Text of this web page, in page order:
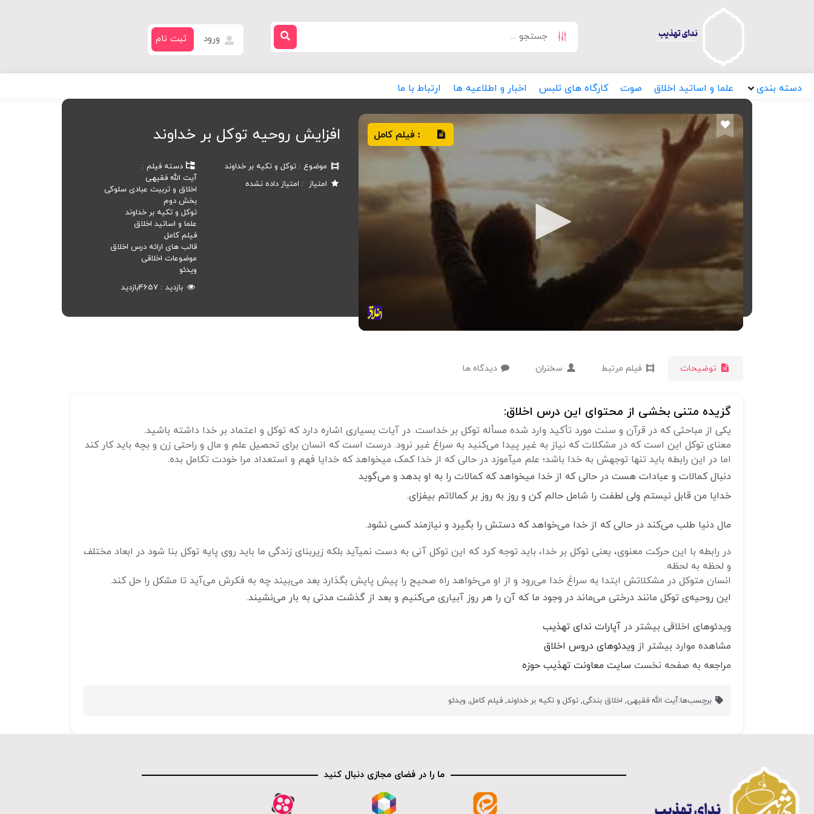
ورود ثبت نام
دسته بندی علما و اساتید اخلاق صوت کارگاه های تلبس اخبار و اطلاعیه ها ارتباط با ما
: فیلم کامل افزایش روحیه توکل بر خداوند
موضوع
توکل و تکیه بر خداوند
امتیاز
امتیاز داده نشده
دسته فیلم
آیت الله فقیهی
اخلاق و تربیت عبادی سلوکی
بخش دوم
توکل و تکیه بر خداوند
علما و اساتید اخلاق
فیلم کامل
قالب های ارائه درس اخلاق
موضوعات اخلاقی
ویدئو
بازدید
4657بازدید
توضیحات فیلم مرتبط سخنران دیدگاه ها
گزیده متنی بخشی از محتوای این درس اخلاق:
یکی از مباحثی که در قرآن و سنت مورد تأکید وارد شده مسأله توکل بر خداست. در آیات بسیاری اشاره دارد که توکل و اعتماد بر خدا داشته باشید.
معنای توکل این است که در مشکلات که نیاز به غیر پیدا می‌کنید به سراغ غیر نرود. درست است که انسان برای تحصیل علم و مال و راحتی زن و بچه باید کار کند
اما در این رابطه باید تنها توجهش به خدا باشد؛ علم می‎آموزد در حالی که از خدا کمک می‎خواهد که خدایا فهم و استعداد مرا خودت تکامل بده.
دنبال کمالات و عبادات هست در حالی که از خدا می‎خواهد که کمالات را به او بدهد و می‌گوید
خدایا من قابل نیستم ولی لطفت را شامل حالم کن و روز به روز بر کمالاتم بیفزای.
مال دنیا طلب می‌کند در حالی که از خدا می‌خواهد که دستش را بگیرد و نیازمند کسی نشود.
در رابطه با این حرکت معنوی، یعنی توکل بر خدا، باید توجه کرد که این توکل آنی به دست نمی‎آید بلکه زیربنای زندگی ما باید روی پایه توکل بنا شود در ابعاد مختلف
و لحظه به لحظه.
انسان متوکل در مشکلاتش ابتدا به سراغ خدا می‌رود و از او می‌خواهد راه صحیح را پیش پایش بگذارد بعد می‌بیند چه به فکرش می‌آید تا مشکل را حل کند.
این روحیه‌ی توکل مانند درختی می‌ماند در وجود ما که آن را هر روز آبیاری می‌کنیم و بعد از گذشت مدتی به بار می‌نشیند.
ویدئوهای اخلاقی بیشتر در آپارات ندای تهذیب
مشاهده موارد بیشتر از ویدئوهای دروس اخلاق
مراجعه به صفحه نخست سایت معاونت تهذیب حوزه
برچسب‌ها:آیت الله فقیهی, اخلاق بندگی,توکل و تکیه بر خداوند,فیلم کامل, ویدئو
ما را در فضای مجازی دنبال کنید